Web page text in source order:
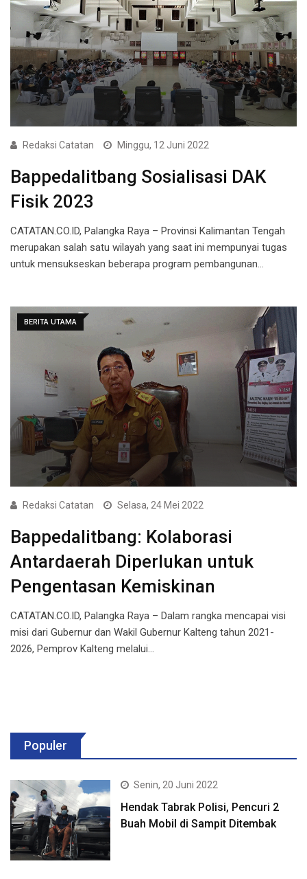
Redaksi Catatan Minggu, 12 Juni 2022
Bappedalitbang Sosialisasi DAK
Fisik 2023
CATATAN.CO.ID, Palangka Raya – Provinsi Kalimantan Tengah
merupakan salah satu wilayah yang saat ini mempunyai tugas
untuk mensukseskan beberapa program pembangunan…
BERITA UTAMA
Redaksi Catatan Selasa, 24 Mei 2022
Bappedalitbang: Kolaborasi
Antardaerah Diperlukan untuk
Pengentasan Kemiskinan
CATATAN.CO.ID, Palangka Raya – Dalam rangka mencapai visi
misi dari Gubernur dan Wakil Gubernur Kalteng tahun 2021-
2026, Pemprov Kalteng melalui…
Populer
Senin, 20 Juni 2022
Hendak Tabrak Polisi, Pencuri 2
Buah Mobil di Sampit Ditembak